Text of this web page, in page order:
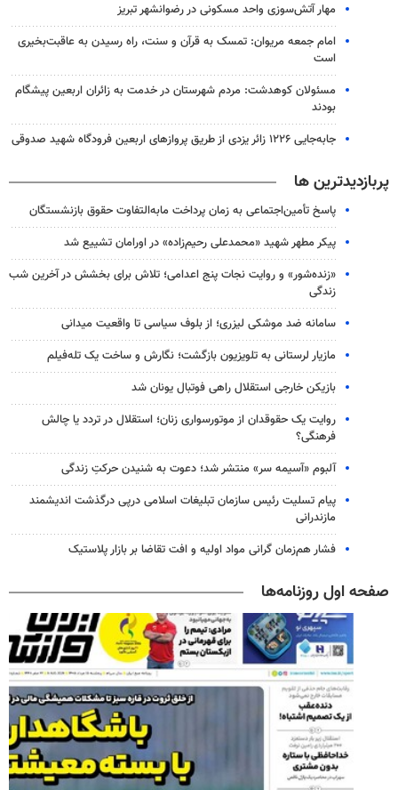
مهار آتش‌سوزی واحد مسکونی در رضوانشهر تبریز
امام جمعه مریوان: تمسک به قرآن و سنت، راه رسیدن به عاقبت‌بخیری
است
مسئولان کوهدشت: مردم شهرستان در خدمت به زائران اربعین پیشگام
بودند
جابه‌جایی ۱۲۲۶ زائر یزدی از طریق پروازهای اربعین فرودگاه شهید صدوقی
پربازدیدترین ها
پاسخ تأمین‌اجتماعی به زمان پرداخت مابه‌التفاوت حقوق بازنشستگان
پیکر مطهر شهید «محمدعلی رحیم‌زاده» در اورامان تشییع شد
«زنده‌شور» و روایت نجات پنج اعدامی؛ تلاش برای بخشش در آخرین شب
زندگی
سامانه ضد موشکی لیزری؛ از بلوف سیاسی تا واقعیت میدانی
مازیار لرستانی به تلویزیون بازگشت؛ نگارش و ساخت یک تله‌فیلم
بازیکن خارجی استقلال راهی فوتبال یونان شد
روایت یک حقوقدان از موتورسواری زنان؛ استقلال در تردد یا چالش
فرهنگی؟
آلبوم «آسیمه سر» منتشر شد؛ دعوت به شنیدن حرکتِ زندگی
پیام تسلیت رئیس سازمان تبلیغات اسلامی درپی درگذشت اندیشمند
مازندرانی
فشار هم‌زمان گرانی مواد اولیه و افت تقاضا بر بازار پلاستیک
صفحه اول روزنامه‌ها